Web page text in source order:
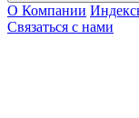
О Компании
Связаться с нами